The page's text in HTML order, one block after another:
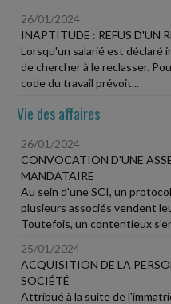
26/01/2024
INAPTITUDE : REFUS D'UN
Lorsqu'un salarié est déclaré
de chercher à le reclasser.
code du travail prévoit...
Vie des affaires
26/01/2024
CONVOCATION D'UNE
MANDATAIRE
Au sein d'une SCI, un
plusieurs associés vendent
Toutefois, un contentieux
25/01/2024
ACQUISITION DE LA
SOCIÉTÉ
Attribué à la suite de